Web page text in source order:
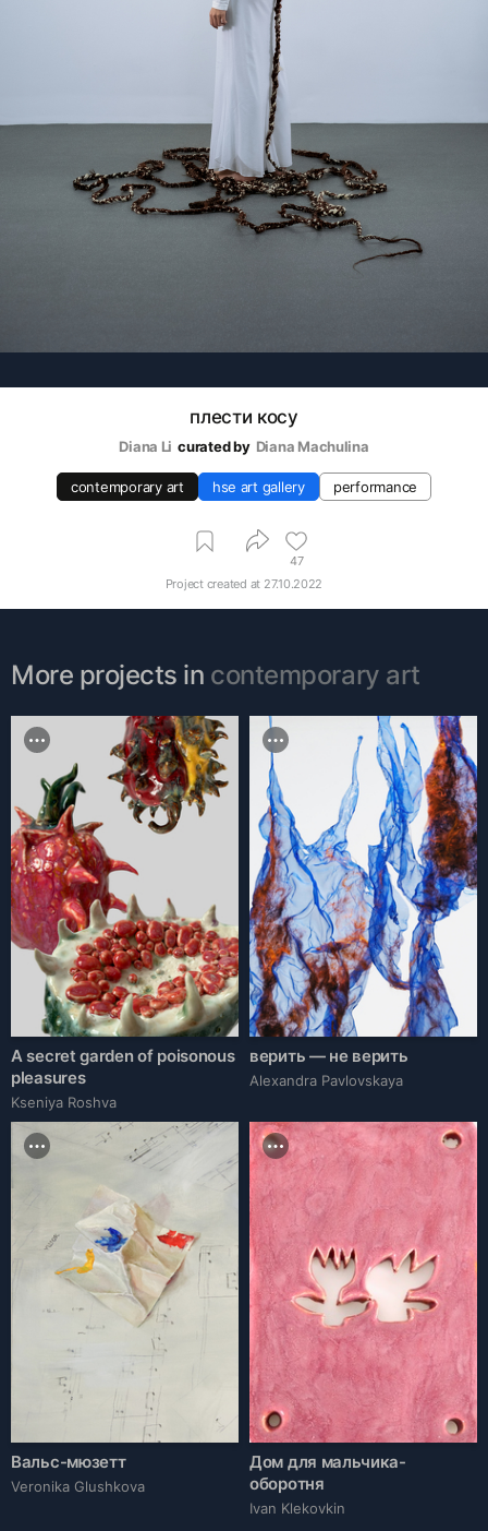
плести косу
Diana Li curated by Diana Machulina
contemporary art hse art gallery performance
47
Project created at 27.10.2022
More projects in contemporary art
A secret garden of poisonous
pleasures
Kseniya Roshva
верить — не верить
Alexandra Pavlovskaya
Вальс-мюзетт
Veronika Glushkova
Дом для мальчика-
оборотня
Ivan Klekovkin